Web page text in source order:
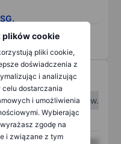
plików cookie
pliki cookie,
doświadczenia z
i analizując
celu dostarczania
i umożliwienia
Wybierając
zgodę na
i związane z tym
W I kw.
W II kw.
XXXXXXX